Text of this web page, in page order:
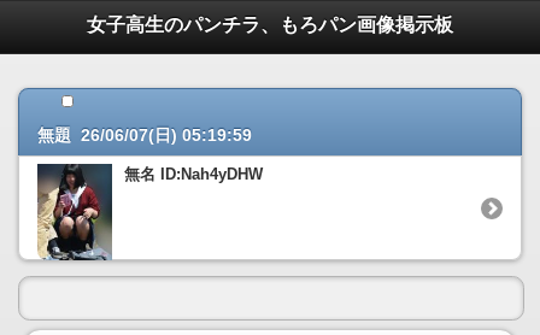
女子高生のパンチラ、もろパン画像掲示板
無題 26/06/07(日) 05:19:59
無名 ID:Nah4yDHW